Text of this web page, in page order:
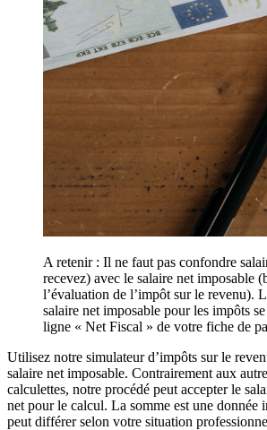
A retenir : Il ne faut pas confondre
recevez) avec le salaire net imposable
l’évaluation de l’impôt sur le revenu).
salaire net imposable pour les impôts
ligne « Net Fiscal » de votre fiche de
Utilisez notre simulateur d’impôts sur le
salaire net imposable. Contrairement aux
calculettes, notre procédé peut accepter le
net pour le calcul. La somme est une donnée
peut différer selon votre situation